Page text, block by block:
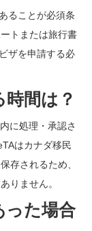
ることが必須条
トまたは旅行書
ザを申請する必
間は？
に処理・承認さ
はカナダ移民
存されるため、
りません。
った場合